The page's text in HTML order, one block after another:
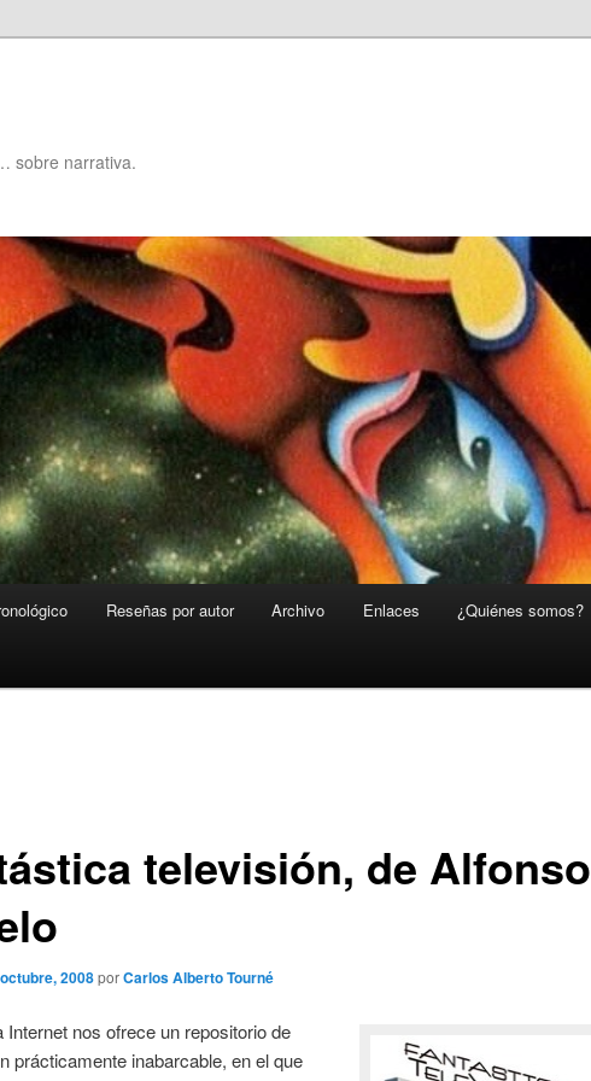
sobre narrativa.
Reseñas por autor Archivo Enlaces ¿Quiénes somos?
televisión, de Alfonso
2008porCarlos Alberto Tourné
Internet nos ofrece un repositorio de
prácticamente inabarcable, en el que